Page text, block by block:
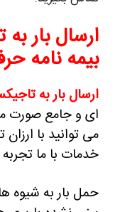
ارسال بار
بیمه نامه
ارسال بار به
ای و جامع صورت
می توانید با
خدمات با ما تجربه
حمل بار به شیوه